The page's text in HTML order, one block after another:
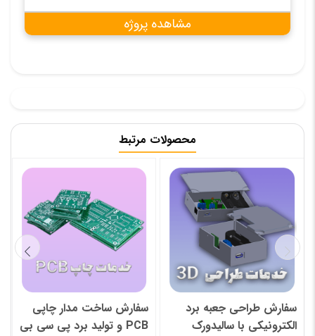
مشاهده پروژه
محصولات مرتبط
سفارش طراحی جعبه برد
الکترونیکی با سالیدورک
سفارش ساخت مدار چاپی
PCB و تولید برد پی سی بی